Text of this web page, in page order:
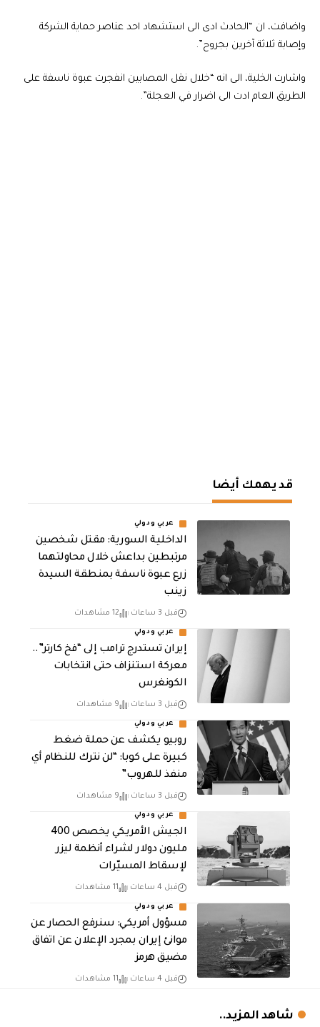
واضافت، ان “الحادث ادى الى استشهاد احد عناصر حماية الشركة
وإصابة ثلاثة آخرين بجروح”.
واشارت الخلية، الى انه “خلال نقل المصابين انفجرت عبوة ناسفة على
الطريق العام ادت الى اضرار في العجلة”.
قد يهمك أيضا
عربي ودولي
الداخلية السورية: مقتل شخصين
مرتبطين بداعش خلال محاولتهما
زرع عبوة ناسفة بمنطقة السيدة
زينب
قبل 3 ساعات 12 مشاهدات
عربي ودولي
إيران تستدرج ترامب إلى “فخ كارتر”..
معركة استنزاف حتى انتخابات
الكونغرس
قبل 3 ساعات 9 مشاهدات
عربي ودولي
روبيو يكشف عن حملة ضغط
كبيرة على كوبا: “لن نترك للنظام أي
منفذ للهروب”
قبل 3 ساعات 9 مشاهدات
عربي ودولي
الجيش الأمريكي يخصص 400
مليون دولار لشراء أنظمة ليزر
لإسقاط المسيّرات
قبل 4 ساعات 11 مشاهدات
عربي ودولي
مسؤول أمريكي: سنرفع الحصار عن
موانئ إيران بمجرد الإعلان عن اتفاق
مضيق هرمز
قبل 4 ساعات 11 مشاهدات
شاهد المزيد..